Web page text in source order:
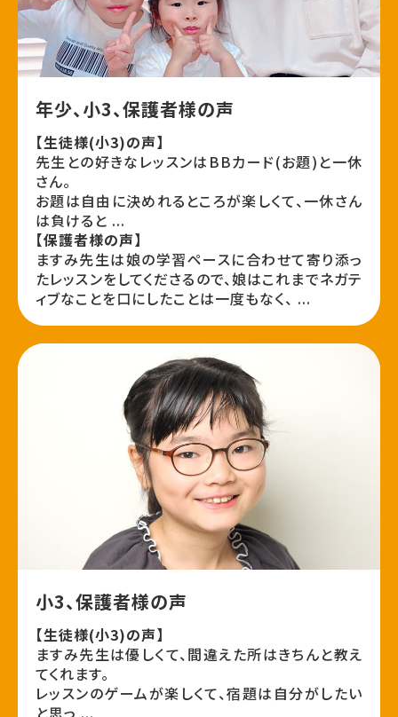
年少、小3、保護者様の声
【生徒様(小3)の声】
先生との好きなレッスンはBBカード(お題)と一休
さん。
お題は自由に決めれるところが楽しくて、一休さん
は負けると ...
【保護者様の声】
ますみ先生は娘の学習ペースに合わせて寄り添っ
たレッスンをしてくださるので、娘はこれまでネガテ
ィブなことを口にしたことは一度もなく、 ...
小3、保護者様の声
【生徒様(小3)の声】
ますみ先生は優しくて、間違えた所はきちんと教え
てくれます。
レッスンのゲームが楽しくて、宿題は自分がしたい
と思っ ...